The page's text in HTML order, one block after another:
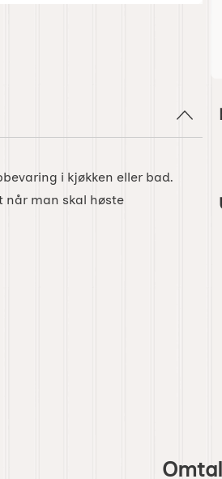
i kjøkken eller bad.
når man skal høste